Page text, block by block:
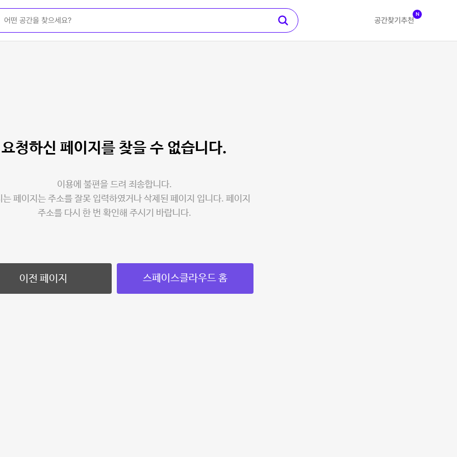
공간찾기 추천
N
요청하신 페이지를 찾을 수 없습니다.
이용에 불편을 드려 죄송합니다.
는 페이지는 주소를 잘못 입력하였거나 삭제된 페이지 입니다. 페이지
주소를 다시 한 번 확인해 주시기 바랍니다.
이전 페이지 스페이스클라우드 홈